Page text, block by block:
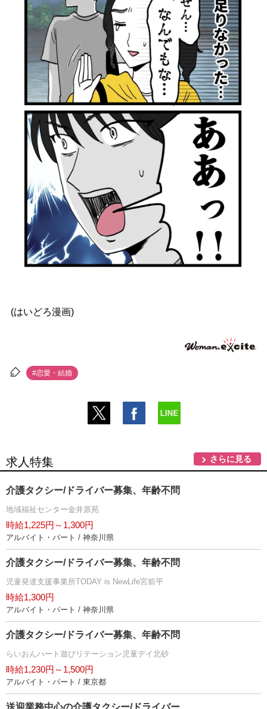
(はいどろ漫画)
#恋愛・結婚
求人特集 さらに見る
介護タクシー/ドライバー募集、年齢不問
地域福祉センター金井原苑
時給1,225円～1,300円
アルバイト・パート / 神奈川県
介護タクシー/ドライバー募集、年齢不問
児童発達支援事業所TODAY is NewLife宮前平
時給1,300円
アルバイト・パート / 神奈川県
介護タクシー/ドライバー募集、年齢不問
らいおんハート遊びリテーション児童デイ北砂
時給1,230円～1,500円
アルバイト・パート / 東京都